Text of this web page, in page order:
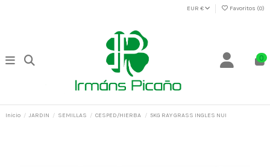
EUR € Favoritos (0)
0
Inicio JARDIN SEMILLAS CESPED/HIERBA 5KG RAY GRASS INGLES NUI